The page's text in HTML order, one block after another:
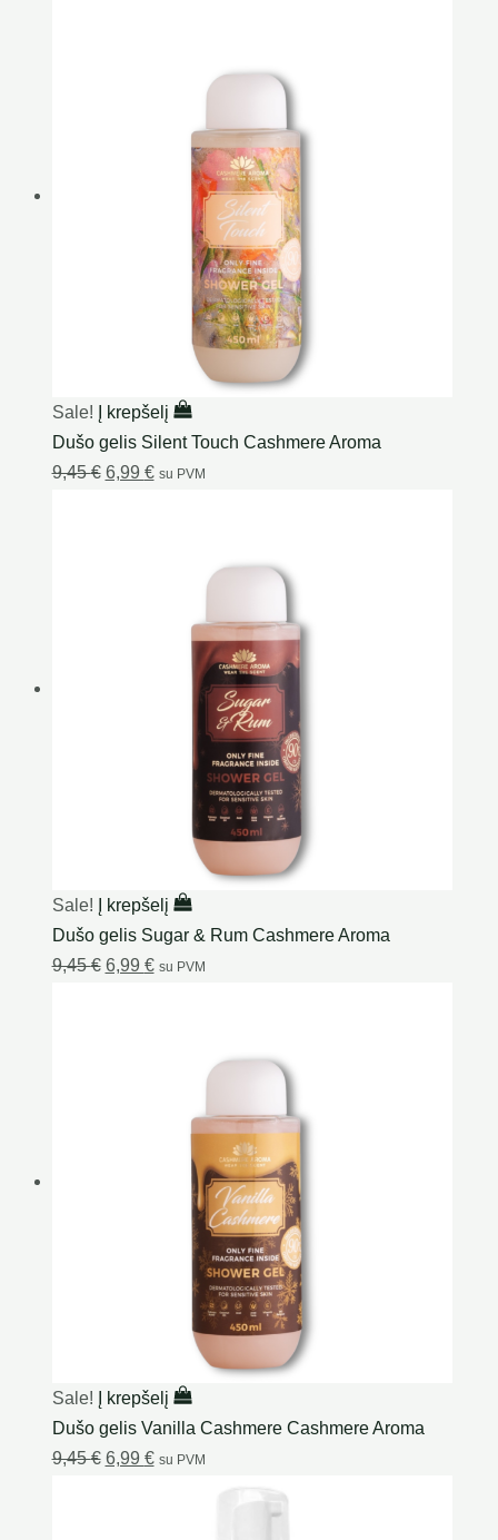
Sale!
Į krepšelį
Dušo gelis Silent Touch Cashmere Aroma
9,45€ 6,99 € su PVM
Sale!
Į krepšelį
Dušo gelis Sugar & Rum Cashmere Aroma
9,45€ 6,99 € su PVM
Sale!
Į krepšelį
Dušo gelis Vanilla Cashmere Cashmere Aroma
9,45€ 6,99 € su PVM